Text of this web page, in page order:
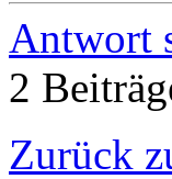
Antwort
2
Zurück